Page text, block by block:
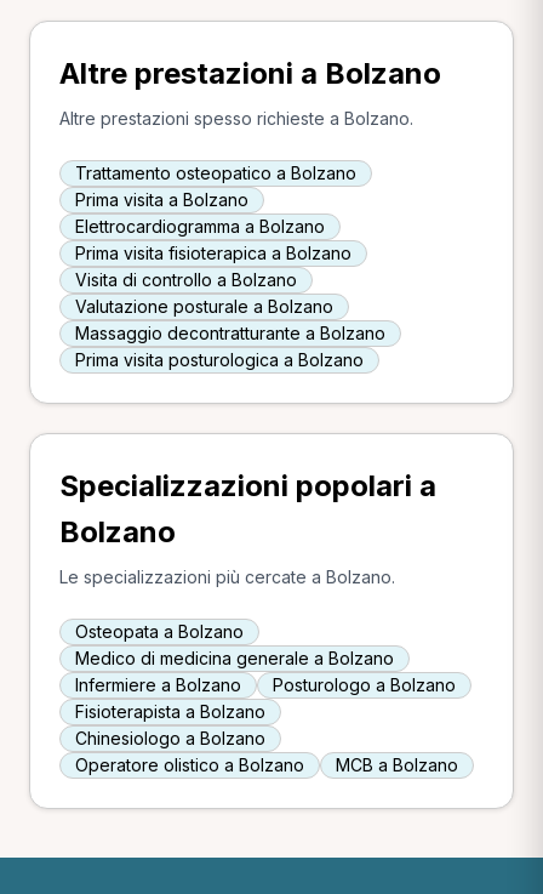
Altre prestazioni a Bolzano
Altre prestazioni spesso richieste a Bolzano.
Trattamento osteopatico a Bolzano
Prima visita a Bolzano
Elettrocardiogramma a Bolzano
Prima visita fisioterapica a Bolzano
Visita di controllo a Bolzano
Valutazione posturale a Bolzano
Massaggio decontratturante a Bolzano
Prima visita posturologica a Bolzano
Specializzazioni popolari a
Bolzano
Le specializzazioni più cercate a Bolzano.
Osteopata a Bolzano
Medico di medicina generale a Bolzano
Infermiere a Bolzano
Posturologo a Bolzano
Fisioterapista a Bolzano
Chinesiologo a Bolzano
Operatore olistico a Bolzano
MCB a Bolzano